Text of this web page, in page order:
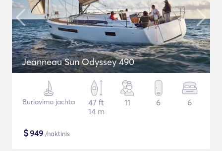
Jeanneau Sun Odyssey 490
Buriavimo jachta
47 ft
14 m
11 6 6
$949 /naktinis